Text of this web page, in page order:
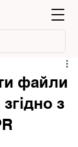
файли
з